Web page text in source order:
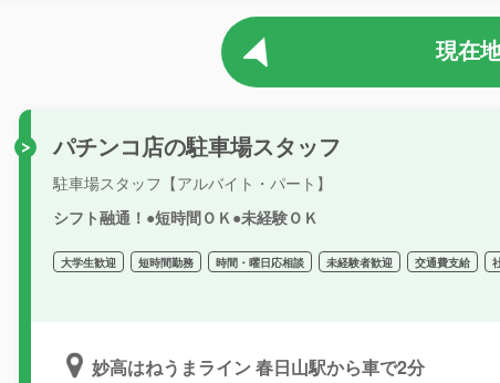
現在
パチンコ店の駐車場スタッフ
駐車場スタッフ【アルバイト・パート】
シフト融通！●短時間ＯＫ●未経験ＯＫ
大学生歓迎 短時間勤務 時間・曜日応相談 未経験者歓迎 交通費支給
妙高はねうまライン 春日山駅から車で2分